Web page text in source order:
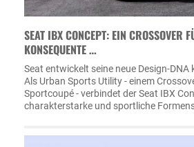
SEAT IBX CONCEPT: EIN CROSSOVER
KONSEQUENTE …
Seat entwickelt seine neue Design-
Als Urban Sports Utility - einem
Sportcoupé - verbindet der Seat IBX
charakterstarke und sportliche